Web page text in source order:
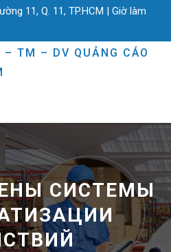
11, Q. 11, TP.HCM | Giờ làm
СИСТЕМЫ